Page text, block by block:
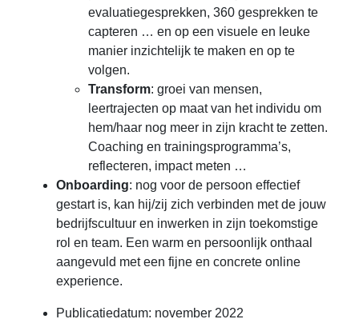
evaluatiegesprekken, 360 gesprekken te
capteren … en op een visuele en leuke
manier inzichtelijk te maken en op te
volgen.
Transform: groei van mensen,
leertrajecten op maat van het individu om
hem/haar nog meer in zijn kracht te zetten.
Coaching en trainingsprogramma’s,
reflecteren, impact meten …
Onboarding: nog voor de persoon effectief
gestart is, kan hij/zij zich verbinden met de jouw
bedrijfscultuur en inwerken in zijn toekomstige
rol en team. Een warm en persoonlijk onthaal
aangevuld met een fijne en concrete online
experience.
Publicatiedatum: november 2022